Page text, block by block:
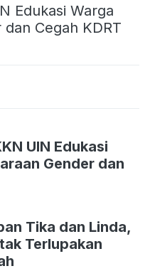
Edukasi Warga
Cegah KDRT
UIN Edukasi
Gender dan
Tika dan Linda,
Terlupakan